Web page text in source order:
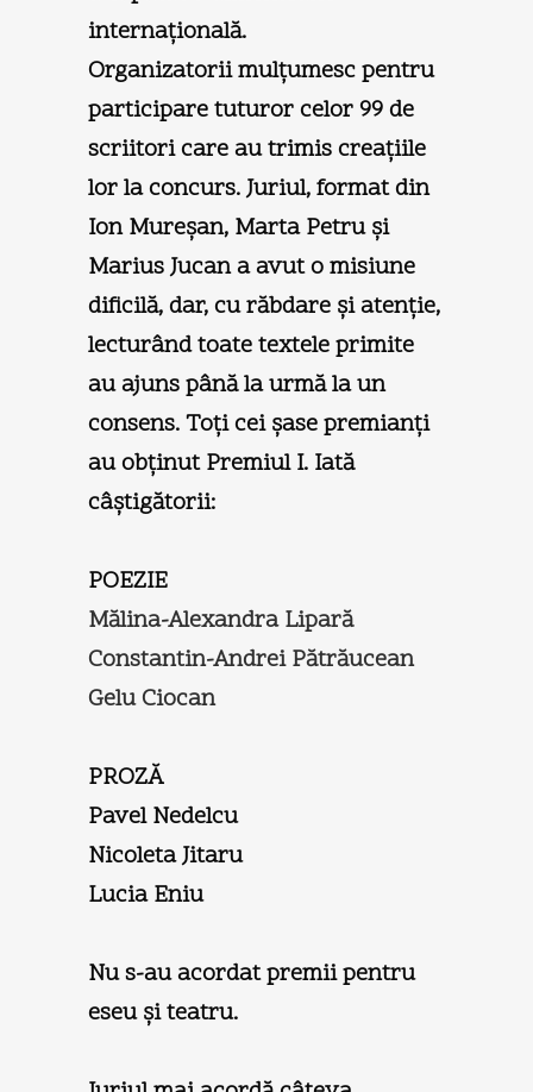
internaţională.
Organizatorii mulţumesc pentru
participare tuturor celor 99 de
scriitori care au trimis creaţiile
lor la concurs. Juriul, format din
Ion Mureşan, Marta Petru şi
Marius Jucan a avut o misiune
dificilă, dar, cu răbdare şi atenţie,
lecturând toate textele primite
au ajuns până la urmă la un
consens. Toţi cei şase premianţi
au obţinut Premiul I. Iată
câştigătorii:
POEZIE
Mălina-Alexandra Lipară
Constantin-Andrei Pătrăucean
Gelu Ciocan
PROZĂ
Pavel Nedelcu
Nicoleta Jitaru
Lucia Eniu
Nu s-au acordat premii pentru
eseu şi teatru.